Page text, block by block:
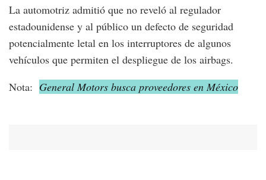
La automotriz admitió que no reveló al regulador
estadounidense y al público un defecto de seguridad
potencialmente letal en los interruptores de algunos
vehículos que permiten el despliegue de los airbags.
Nota: General Motors busca proveedores en México